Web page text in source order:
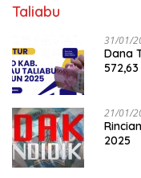
Taliabu
31/01/
Dana
21/01/
2025